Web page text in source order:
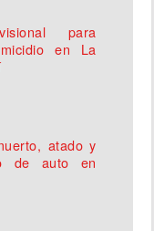
para
en La
atado y
de auto en